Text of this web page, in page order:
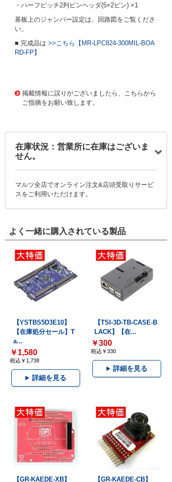
・ハーフピッチ2列ピンヘッダ(5×2ピン) ×1
基板上のジャンパー設定は、回路図をご覧くださ
い。
■ 完成品は >>こちら【MR-LPC824-300MIL-BOA
RD-FP】
掲載情報に誤りがございましたら、こちらから
ご指摘をお願い致します。
在庫状況：営業所に在庫はございま
せん。
マルツ全店でオンライン注文&店頭受取りサービ
スをご利用いただけます。
よく一緒に購入されている製品
【YSTBS5D3E10】
【在庫処分セール】T
a...
￥1,580
税込￥1,738
詳細を見る
【TSI-3D-TB-CASE-B
LACK】【在...
￥300
税込￥330
詳細を見る
【GR-KAEDE-XB】 【GR-KAEDE-CB】